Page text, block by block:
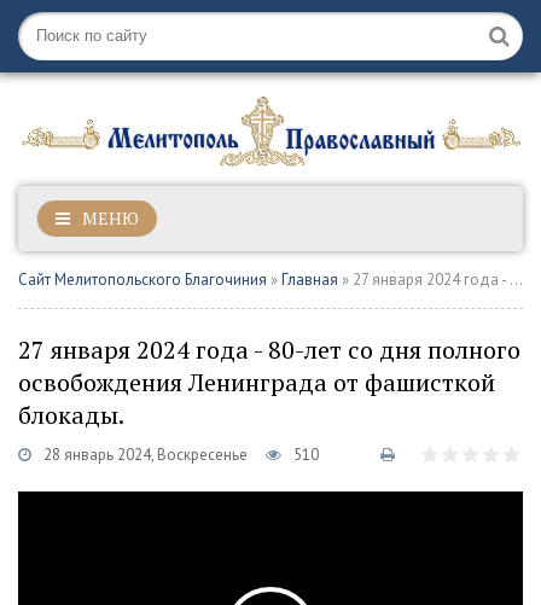
МЕНЮ
Сайт Мелитопольского Благочиния »Главная » 27 января 2024 года - 80-лет со дня полного освобождения Ленинграда от фашисткой блокады.
27 января 2024 года - 80-лет со дня полного
освобождения Ленинграда от фашисткой
блокады.
28 январь 2024, Воскресенье 510